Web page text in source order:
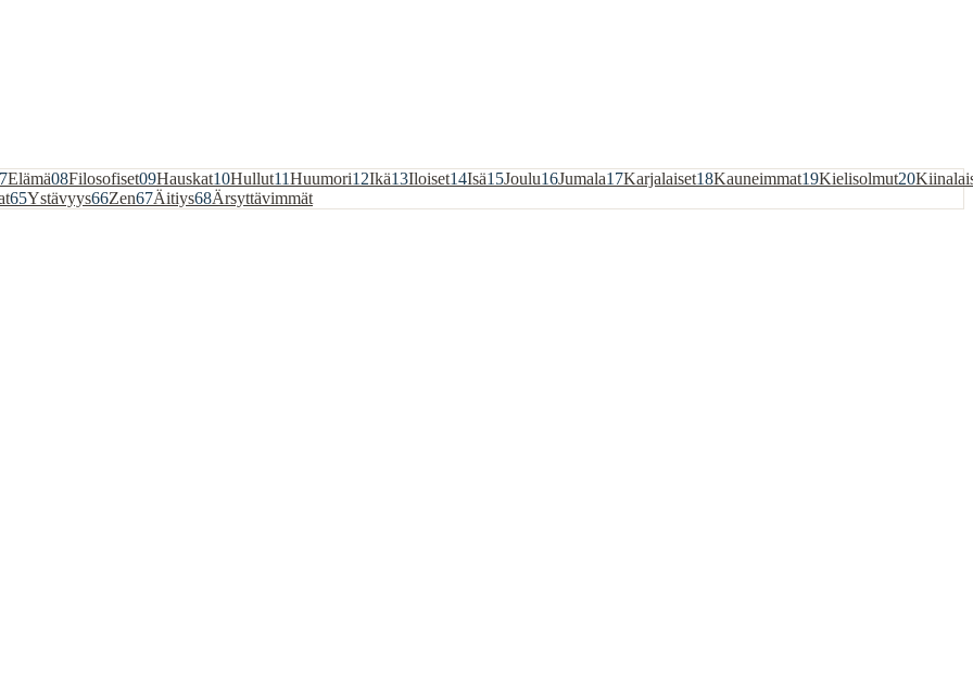
Elämä08Filosofiset09Hauskat10Hullut11Huumori12Ikä13Iloiset14Isä15Joulu16Jumala17Karjalaiset18Kauneimmat19Kielisolmut20
65Ystävyys66Zen67Äitiys68Ärsyttävimmät